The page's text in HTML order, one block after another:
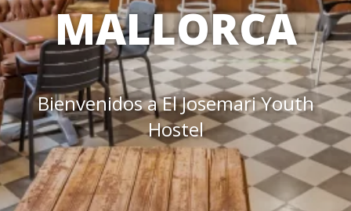
MALLORCA
Bienvenidos a El Josemari Youth
Hostel